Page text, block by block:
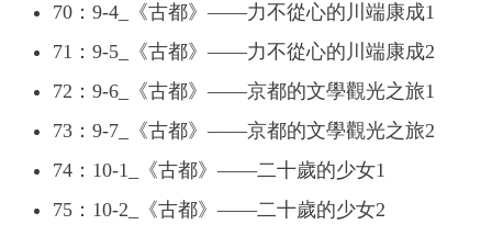
70：9-4_《古都》——力不從心的川端康成1
71：9-5_《古都》——力不從心的川端康成2
72：9-6_《古都》——京都的文學觀光之旅1
73：9-7_《古都》——京都的文學觀光之旅2
74：10-1_《古都》——二十歲的少女1
75：10-2_《古都》——二十歲的少女2